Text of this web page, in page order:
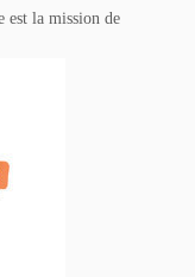
est la mission de